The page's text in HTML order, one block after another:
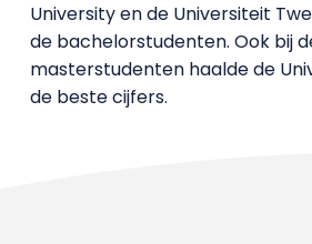
University en de Universiteit
de bachelorstudenten. Ook bij
masterstudenten haalde de
de beste cijfers.